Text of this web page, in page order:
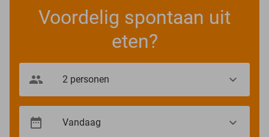
Voordelig spontaan uit
eten?